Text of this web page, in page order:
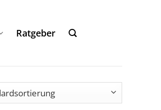
Ratgeber